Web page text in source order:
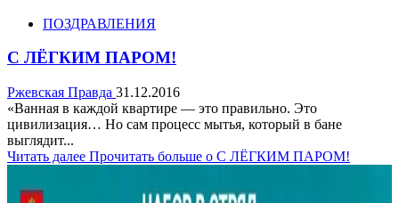
ПОЗДРАВЛЕНИЯ
С ЛЁГКИМ ПАРОМ!
Ржевская Правда 31.12.2016
«Ванная в каждой квартире — это правильно. Это
цивилизация… Но сам процесс мытья, который в бане
выглядит...
Читать далее Прочитать больше о С ЛЁГКИМ ПАРОМ!